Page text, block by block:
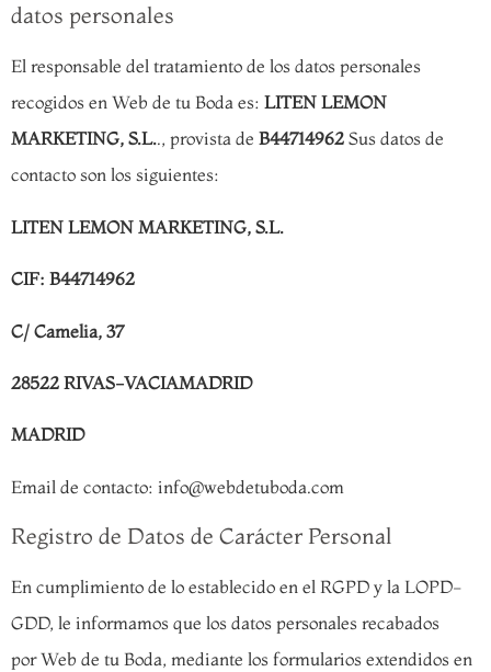
datos personales
El responsable del tratamiento de los datos personales
recogidos en Web de tu Boda es: LITEN LEMON
MARKETING, S.L.., provista de B44714962 Sus datos de
contacto son los siguientes:
LITEN LEMON MARKETING, S.L.
CIF: B44714962
C/ Camelia, 37
28522 RIVAS-VACIAMADRID
MADRID
Email de contacto: info@webdetuboda.com
Registro de Datos de Carácter Personal
En cumplimiento de lo establecido en el RGPD y la LOPD-
GDD, le informamos que los datos personales recabados
por Web de tu Boda, mediante los formularios extendidos en